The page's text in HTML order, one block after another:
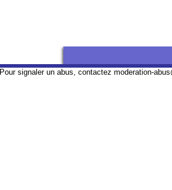
Pour signaler un abus, contactez moderation-